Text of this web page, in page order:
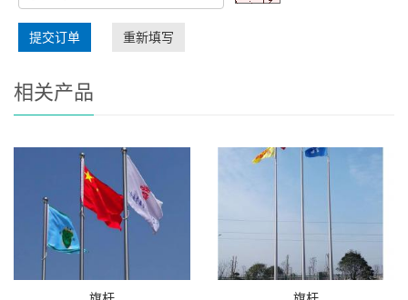
提交订单 重新填写
相关产品